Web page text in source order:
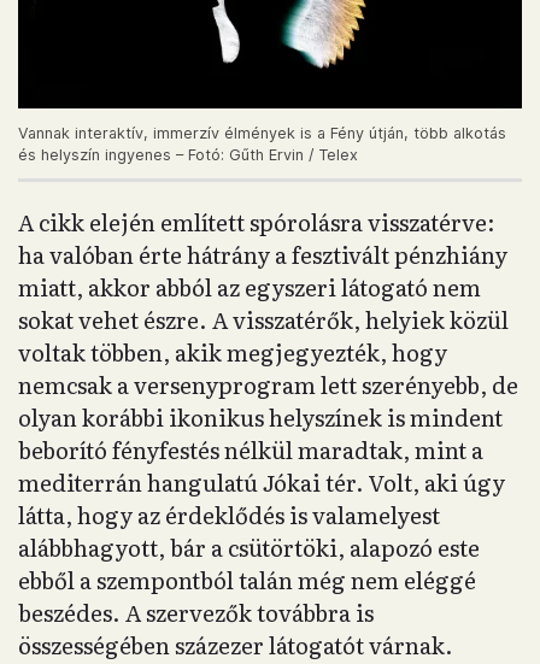
Vannak interaktív, immerzív élmények is a Fény útján, több alkotás
és helyszín ingyenes – Fotó: Gűth Ervin / Telex
A cikk elején említett spórolásra visszatérve:
ha valóban érte hátrány a fesztivált pénzhiány
miatt, akkor abból az egyszeri látogató nem
sokat vehet észre. A visszatérők, helyiek közül
voltak többen, akik megjegyezték, hogy
nemcsak a versenyprogram lett szerényebb, de
olyan korábbi ikonikus helyszínek is mindent
beborító fényfestés nélkül maradtak, mint a
mediterrán hangulatú Jókai tér. Volt, aki úgy
látta, hogy az érdeklődés is valamelyest
alábbhagyott, bár a csütörtöki, alapozó este
ebből a szempontból talán még nem eléggé
beszédes. A szervezők továbbra is
összességében százezer látogatót várnak.